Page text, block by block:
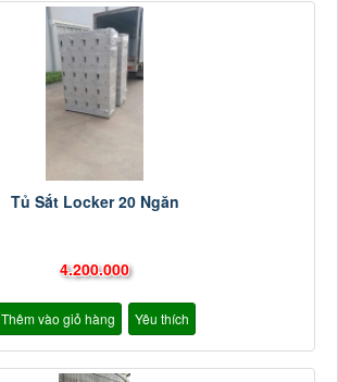
Tủ Sắt Locker 20 Ngăn
4.200.000
Thêm vào giỏ hàng Yêu thích